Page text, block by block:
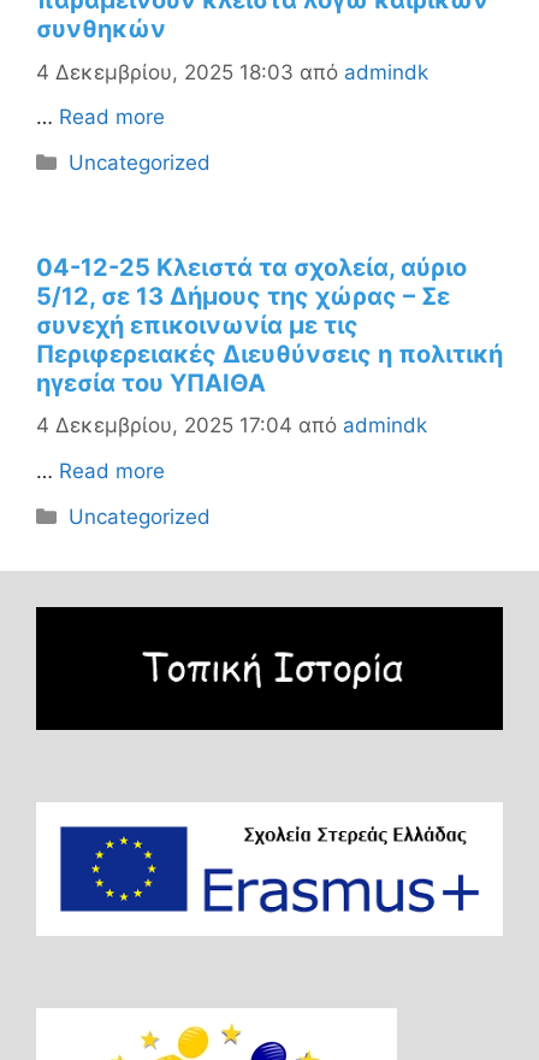
συνθηκών
4 Δεκεμβρίου, 2025 18:03 από admindk
… Read more
Κατηγορίες
Uncategorized
04-12-25 Κλειστά τα σχολεία, αύριο
5/12, σε 13 Δήμους της χώρας – Σε
συνεχή επικοινωνία με τις
Περιφερειακές Διευθύνσεις η πολιτική
ηγεσία του ΥΠΑΙΘΑ
4 Δεκεμβρίου, 2025 17:04 από admindk
… Read more
Κατηγορίες
Uncategorized